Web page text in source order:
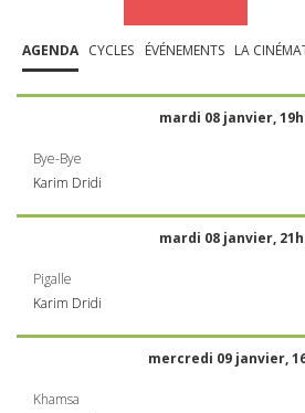
AGENDA CYCLES ÉVÉNEMENTS LA
mardi 08 janvier,
Bye-Bye
Karim Dridi
mardi 08 janvier,
Pigalle
Karim Dridi
mercredi 09 janvier,
Khamsa